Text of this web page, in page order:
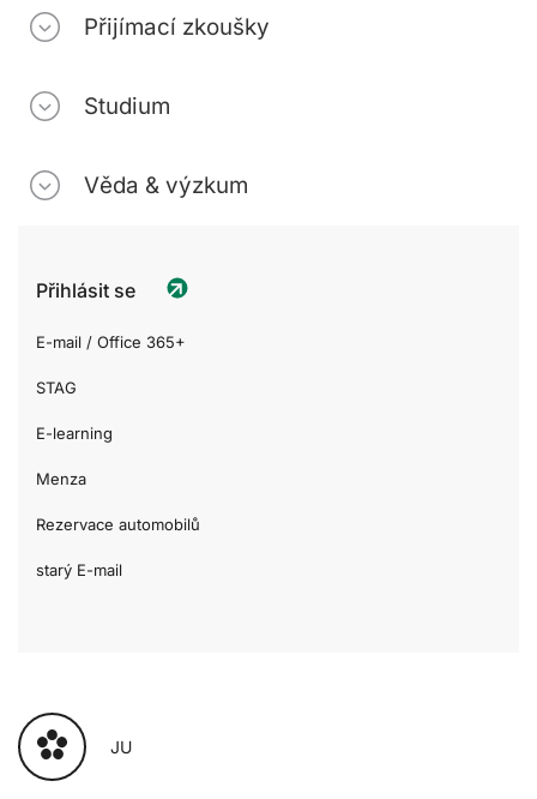
Přijímací zkoušky
Studium
Věda & výzkum
Přihlásit se
E-mail / Office 365+
STAG
E-learning
Menza
Rezervace automobilů
starý E-mail
JU